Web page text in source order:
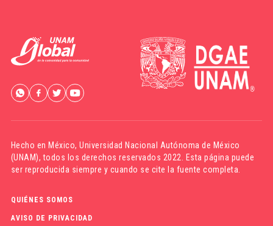
Hecho en México,Universidad Nacional Autónoma de México
(UNAM), todos los derechos reservados 2022. Esta página puede
ser reproducida siempre y cuando se cite la fuente completa.
QUIÉNES SOMOS
AVISO DE PRIVACIDAD